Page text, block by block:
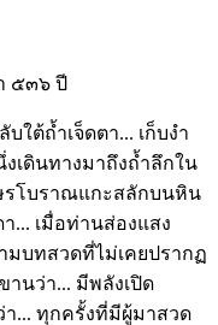
๕๓๖ ปี
ต้ถ้ำเจ็ดตา... เก็บงำ
เดินทางมาถึงถ้ำลึกใน
รโบราณแกะสลักบนหิน
... เมื่อท่านส่องแสง
มบทสวดที่ไม่เคยปรากฏ
นว่า... มีพลังเปิด
า... ทุกครั้งที่มีผู้มาสวด